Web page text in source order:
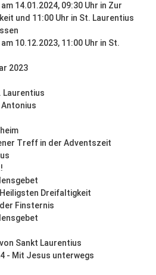
14.01.2024, 09:30 Uhr in Zur
und 11:00 Uhr in St. Laurentius
10.12.2023, 11:00 Uhr in St.
2023
Laurentius
Treff in der Adventszeit
Dreifaltigkeit
Finsternis
Sankt Laurentius
- Mit Jesus unterwegs